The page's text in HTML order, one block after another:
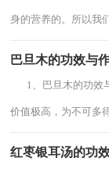
身的营养的。所以我
巴旦木的功效与
1、巴旦木的功效
价值极高，为不可多
红枣银耳汤的功